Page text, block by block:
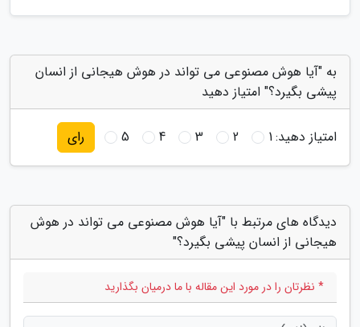
به "آیا هوش مصنوعی می تواند در هوش هیجانی از انسان
پیشی بگیرد؟" امتیاز دهید
امتیاز دهید:1
2
3
4
5 رای
دیدگاه های مرتبط با "آیا هوش مصنوعی می تواند در هوش
هیجانی از انسان پیشی بگیرد؟"
* نظرتان را در مورد این مقاله با ما درمیان بگذارید